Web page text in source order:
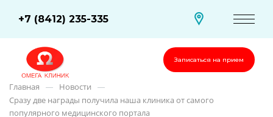
Записаться на прием
+7 (8412) 235-335
Главная — Новости —
Сразу две награды получила наша клиника от самого
популярного медицинского портала